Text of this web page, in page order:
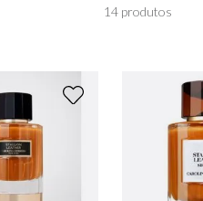
14 produtos